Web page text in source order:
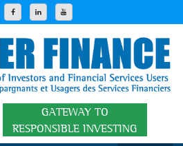
GATEWAY TO
RESPONSIBLE INVESTING